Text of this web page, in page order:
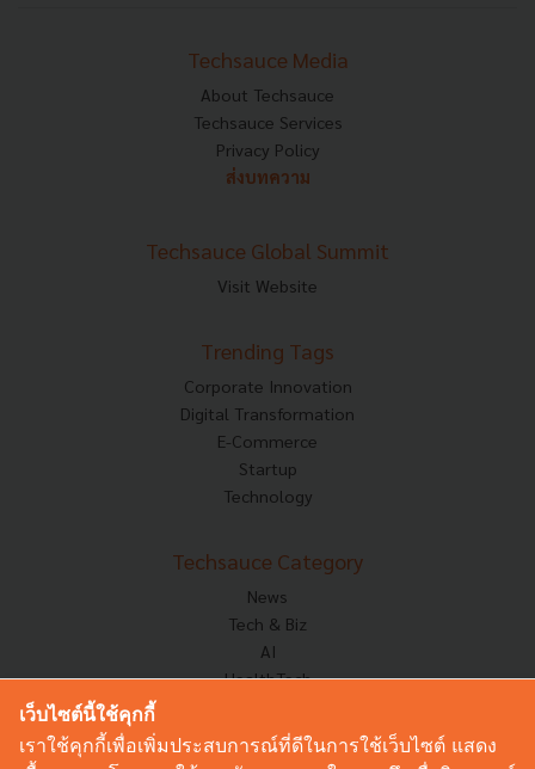
Techsauce Media
About Techsauce
Techsauce Services
Privacy Policy
ส่งบทความ
Techsauce Global Summit
Visit Website
Trending Tags
Corporate Innovation
Digital Transformation
E-Commerce
Startup
Technology
Techsauce Category
News
Tech & Biz
AI
HealthTech
Corp Innov
Saucy Thoughts
เว็บไซต์นี้ใช้คุกกี้
เราใช้คุกกี้เพื่อเพิ่มประสบการณ์ที่ดีในการใช้เว็บไซต์ แสดง